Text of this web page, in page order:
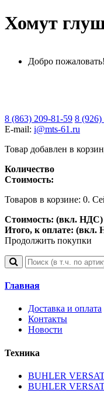
Хомут
Добро
8 (863) 209-81-59 8 (926)
E-mail: i@mts-61.ru
Товар добавлен в
Количество
Стоимость:
Товаров в корзине: 0.
Стоимость: (вкл. НДС)
Итого, к оплате: (вкл.
Продолжить покупки
Главная
Доставка и оплата
Контакты
Новости
Техника
BUHLER
BUHLER